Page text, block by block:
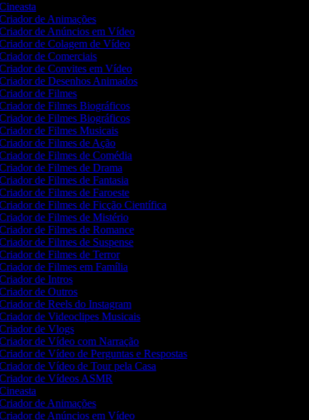
de Animações
de Anúncios em Vídeo
de Colagem de Vídeo
de Comerciais
de Convites em Vídeo
de Desenhos Animados
de Filmes
de Filmes Biográficos
de Filmes Biográficos
de Filmes Musicais
de Filmes de Ação
de Filmes de Comédia
de Filmes de Drama
de Filmes de Fantasia
de Filmes de Faroeste
de Filmes de Ficção Científica
de Filmes de Mistério
de Filmes de Romance
de Filmes de Suspense
de Filmes de Terror
de Filmes em Família
de Intros
de Outros
de Reels do Instagram
de Videoclipes Musicais
de Vlogs
de Vídeo com Narração
de Vídeo de Perguntas e Respostas
de Vídeo de Tour pela Casa
de Vídeos ASMR
de Animações
de Anúncios em Vídeo